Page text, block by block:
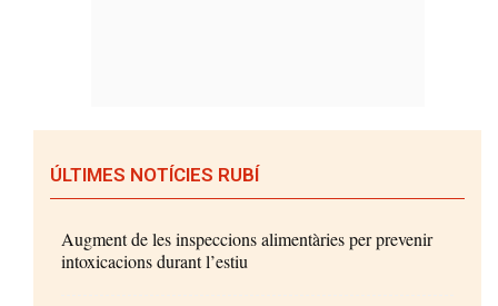
ÚLTIMES NOTÍCIES RUBÍ
Augment de les inspeccions alimentàries per prevenir
intoxicacions durant l’estiu